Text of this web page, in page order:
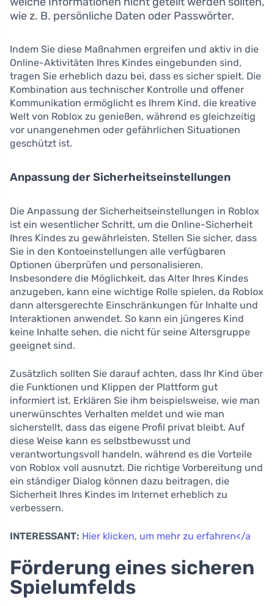
wie z. B. persönliche Daten oder Passwörter.
Indem Sie diese Maßnahmen ergreifen und aktiv in die
Online-Aktivitäten Ihres Kindes eingebunden sind,
tragen Sie erheblich dazu bei, dass es sicher spielt. Die
Kombination aus technischer Kontrolle und offener
Kommunikation ermöglicht es Ihrem Kind, die kreative
Welt von Roblox zu genießen, während es gleichzeitig
vor unangenehmen oder gefährlichen Situationen
geschützt ist.
Anpassung der Sicherheitseinstellungen
Die Anpassung der Sicherheitseinstellungen in Roblox
ist ein wesentlicher Schritt, um die Online-Sicherheit
Ihres Kindes zu gewährleisten. Stellen Sie sicher, dass
Sie in den Kontoeinstellungen alle verfügbaren
Optionen überprüfen und personalisieren.
Insbesondere die Möglichkeit, das Alter Ihres Kindes
anzugeben, kann eine wichtige Rolle spielen, da Roblox
dann altersgerechte Einschränkungen für Inhalte und
Interaktionen anwendet. So kann ein jüngeres Kind
keine Inhalte sehen, die nicht für seine Altersgruppe
geeignet sind.
Zusätzlich sollten Sie darauf achten, dass Ihr Kind über
die Funktionen und Klippen der Plattform gut
informiert ist. Erklären Sie ihm beispielsweise, wie man
unerwünschtes Verhalten meldet und wie man
sicherstellt, dass das eigene Profil privat bleibt. Auf
diese Weise kann es selbstbewusst und
verantwortungsvoll handeln, während es die Vorteile
von Roblox voll ausnutzt. Die richtige Vorbereitung und
ein ständiger Dialog können dazu beitragen, die
Sicherheit Ihres Kindes im Internet erheblich zu
verbessern.
INTERESSANT: Hier klicken, um mehr zu erfahren</a
Förderung eines sicheren
Spielumfelds